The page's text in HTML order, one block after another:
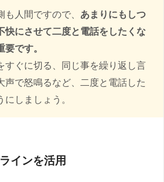
人間ですので、 あまりにもしつ
快にさせて二度と電話をしたくな
です。
すぐに切る、同じ事を繰り返し言
声で怒鳴るなど、二度と電話した
にしましょう。
インを活用